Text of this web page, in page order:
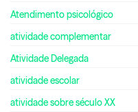
Atendimento psicológico
atividade complementar
Atividade Delegada
atividade escolar
atividade sobre século XX